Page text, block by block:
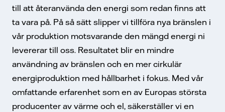
till att återanvända den energi som redan finns att
ta vara på. På så sätt slipper vi tillföra nya bränslen i
vår produktion motsvarande den mängd energi ni
levererar till oss. Resultatet blir en mindre
användning av bränslen och en mer cirkulär
energiproduktion med hållbarhet i fokus. Med vår
omfattande erfarenhet som en av Europas största
producenter av värme och el, säkerställer vi en